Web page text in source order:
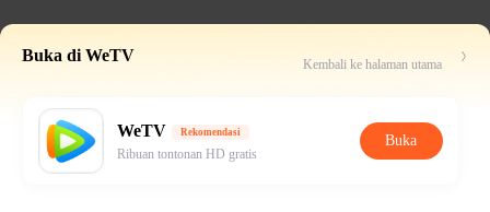
Buka di WeTV Kembali ke halaman utama
WeTV Rekomendasi
Ribuan tontonan HD gratis
Buka